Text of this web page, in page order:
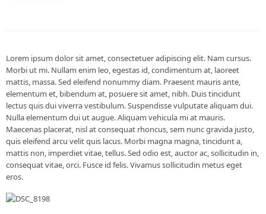
Lorem ipsum dolor sit amet, consectetuer adipiscing elit. Nam cursus.
Morbi ut mi. Nullam enim leo, egestas id, condimentum at, laoreet
mattis, massa. Sed eleifend nonummy diam. Praesent mauris ante,
elementum et, bibendum at, posuere sit amet, nibh. Duis tincidunt
lectus quis dui viverra vestibulum. Suspendisse vulputate aliquam dui.
Nulla elementum dui ut augue. Aliquam vehicula mi at mauris.
Maecenas placerat, nisl at consequat rhoncus, sem nunc gravida justo,
quis eleifend arcu velit quis lacus. Morbi magna magna, tincidunt a,
mattis non, imperdiet vitae, tellus. Sed odio est, auctor ac, sollicitudin in,
consequat vitae, orci. Fusce id felis. Vivamus sollicitudin metus eget
eros.